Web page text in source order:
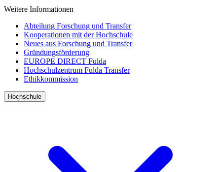
Weitere Informationen
Abteilung Forschung und Transfer
Kooperationen mit der Hochschule
Neues aus Forschung und Transfer
Gründungsförderung
EUROPE DIRECT Fulda
Hochschulzentrum Fulda Transfer
Ethikkommission
Hochschule